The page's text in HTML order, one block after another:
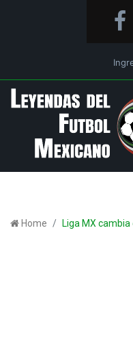
Home Liga MX